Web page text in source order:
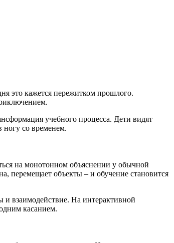
это кажется пережитком прошлого.
учебного процесса. Дети видят
ногу со временем.
на монотонном объяснении у обычной
перемещает объекты – и обучение становится
взаимодействие. На интерактивной
касанием.